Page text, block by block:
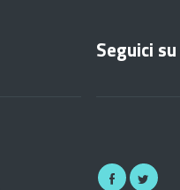
Seguici su